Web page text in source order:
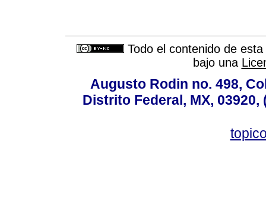
Todo el contenido de
bajo una
Augusto Rodin no. 498,
Distrito Federal, MX, 03920,